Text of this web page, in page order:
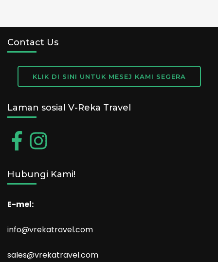
Contact Us
KLIK DI SINI UNTUK MESEJ KAMI SEGERA
Laman sosial V-Reka Travel
Hubungi Kami!
E-mel:
info@vrekatravel.com
sales@vrekatravel.com